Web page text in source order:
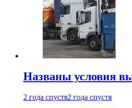
Названы условия
2 года спустя2 года спустя